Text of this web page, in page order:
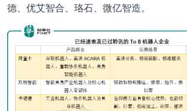
德、优艾智合、珞石、微亿智造。